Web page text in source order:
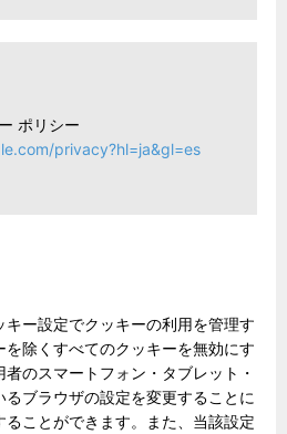
ポリシー
privacy?hl=ja&gl=es
ー設定でクッキーの利用を管理す
除くすべてのクッキーを無効にす
のスマートフォン・タブレット・
ブラウザの設定を変更することに
ることができます。また、当該設定